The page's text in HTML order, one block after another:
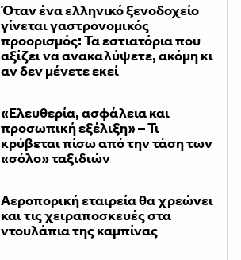
Όταν ένα ελληνικό ξενοδοχείο
γίνεται γαστρονομικός
προορισμός: Τα εστιατόρια που
αξίζει να ανακαλύψετε, ακόμη κι
αν δεν μένετε εκεί
«Ελευθερία, ασφάλεια και
προσωπική εξέλιξη» – Τι
κρύβεται πίσω από την τάση των
«σόλο» ταξιδιών
Αεροπορική εταιρεία θα χρεώνει
και τις χειραποσκευές στα
ντουλάπια της καμπίνας